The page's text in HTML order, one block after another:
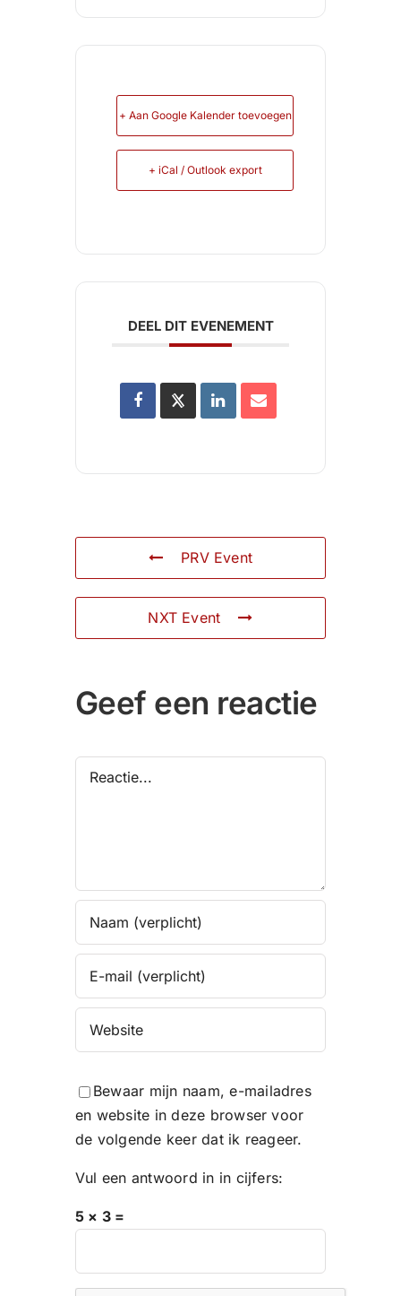
+ Aan Google Kalender toevoegen
+ iCal / Outlook export
DEEL DIT EVENEMENT
PRV Event
NXT Event
Geef een reactie
Bewaar mijn naam, e-mailadres
en website in deze browser voor
de volgende keer dat ik reageer.
Vul een antwoord in in cijfers:
5 × 3 =